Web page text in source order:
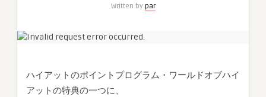
ス
ー
ッ
Written by par
ハイアットのポイントプログラム・ワールドオブハイ
アットの特典の一つに、